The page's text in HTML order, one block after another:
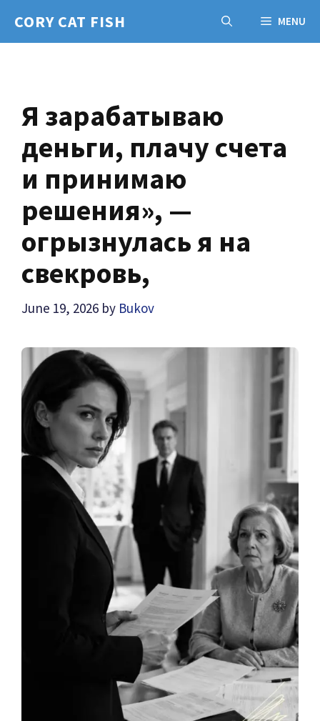
CORY CAT FISH MENU
Я зарабатываю
деньги, плачу счета
и принимаю
решения», —
огрызнулась я на
свекровь,
June 19, 2026 by Bukov